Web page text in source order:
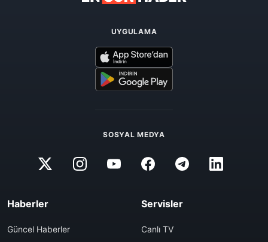
UYGULAMA
SOSYAL MEDYA
Haberler
Güncel Haberler
Servisler
Canlı TV